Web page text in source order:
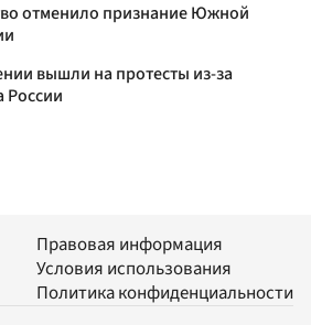
отменило признание Южной
вышли на протесты из-за
России
Правовая информация
Условия использования
Политика конфиденциальности